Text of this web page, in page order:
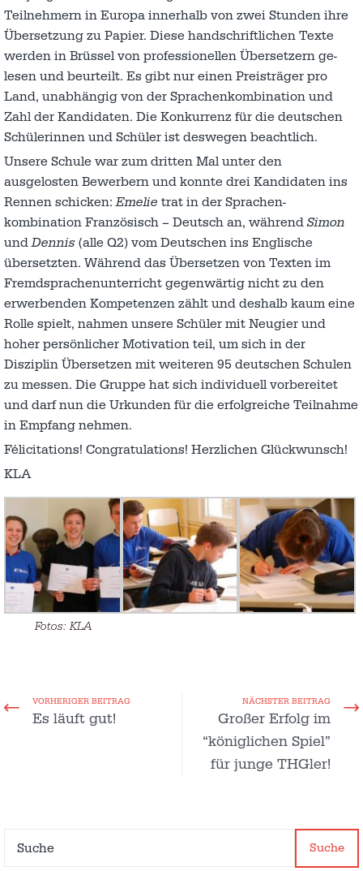
Teilnehmern in Europa innerhalb von zwei Stunden ihre
Übersetzung zu Papier. Diese handschriftlichen Texte
wer­den in Brüssel von professionellen Über­setzern ge­
lesen und beur­teilt. Es gibt nur einen Preisträger pro
Land, unabhängig von der Sprachenkombination und
Zahl der Kandidaten. Die Konkurrenz für die deutschen
Schülerinnen und Schüler ist deswegen beachtlich.
Unsere Schule war zum dritten Mal unter den
ausgelosten Bewerbern und konnte drei Kandidaten ins
Rennen schicken:Emelie trat in der Spra­chen­­
kombination Französisch – Deutsch an, währendSimon
undDennis (alle Q2) vom Deutschen ins Englische
übersetzten. Während das Übersetzen von Texten im
Fremdsprachenunterricht gegenwärtig nicht zu den
erwerbenden Kompetenzen zählt und deshalb kaum eine
Rolle spielt, nahmen unsere Schüler mit Neugier und
hoher persönlicher Motivation teil, um sich in der
Disziplin Übersetzen mit weiteren 95 deutschen Schulen
zu messen. Die Gruppe hat sich individuell vorbereitet
und darf nun die Urkunden für die erfolgreiche Teilnahme
in Empfang nehmen.
Félicitations! Congratulations! Herzlichen Glückwunsch!
KLA
Fotos: KLA
VORHERIGER BEITRAG
Es läuft gut!
NÄCHSTER BEITRAG
Großer Erfolg im
“königlichen Spiel”
für junge THGler!
Suche